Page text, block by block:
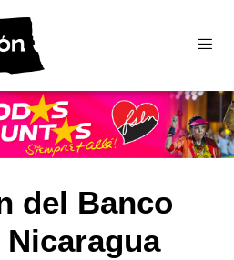
del Banco